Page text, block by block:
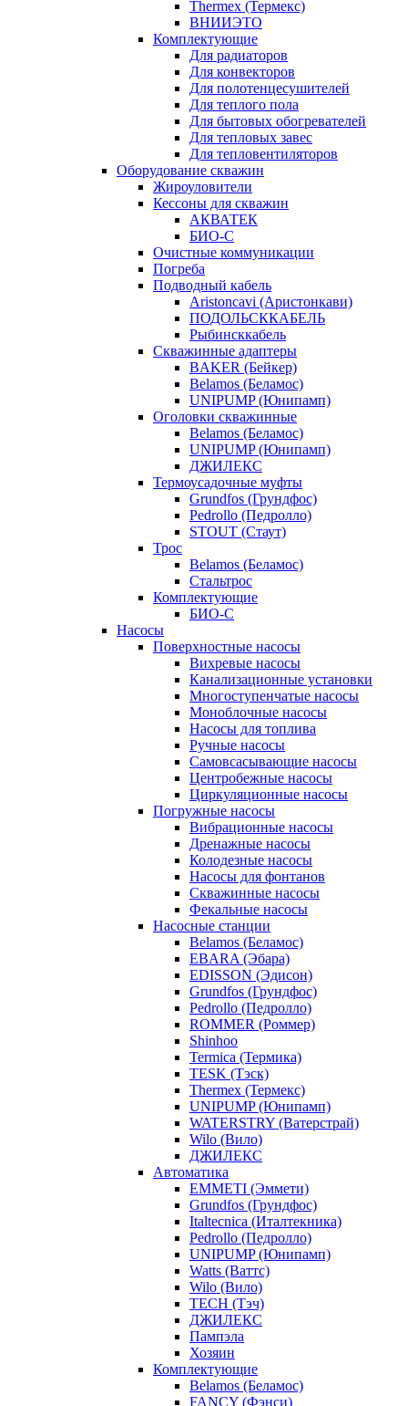
Thermex (Термекс)
ВНИИЭТО
Комплектующие
Для радиаторов
Для конвекторов
Для полотенцесушителей
Для теплого пола
Для бытовых обогревателей
Для тепловых завес
Для тепловентиляторов
Оборудование скважин
Жироуловители
Кессоны для скважин
АКВАТЕК
БИО-С
Очистные коммуникации
Погреба
Подводный кабель
Aristoncavi (Аристонкави)
ПОДОЛЬСККАБЕЛЬ
Рыбинсккабель
Скважинные адаптеры
BAKER (Бейкер)
Belamos (Беламос)
UNIPUMP (Юнипамп)
Оголовки скважинные
Belamos (Беламос)
UNIPUMP (Юнипамп)
ДЖИЛЕКС
Термоусадочные муфты
Grundfos (Грундфос)
Pedrollo (Педролло)
STOUT (Стаут)
Трос
Belamos (Беламос)
Стальтрос
Комплектующие
БИО-С
Насосы
Поверхностные насосы
Вихревые насосы
Канализационные установки
Многоступенчатые насосы
Моноблочные насосы
Насосы для топлива
Ручные насосы
Самовсасывающие насосы
Центробежные насосы
Циркуляционные насосы
Погружные насосы
Вибрационные насосы
Дренажные насосы
Колодезные насосы
Насосы для фонтанов
Скважинные насосы
Фекальные насосы
Насосные станции
Belamos (Беламос)
EBARA (Эбара)
EDISSON (Эдисон)
Grundfos (Грундфос)
Pedrollo (Педролло)
ROMMER (Роммер)
Shinhoo
Termica (Термика)
TESK (Тэск)
Thermex (Термекс)
UNIPUMP (Юнипамп)
WATERSTRY (Ватерстрай)
Wilo (Вило)
ДЖИЛЕКС
Автоматика
EMMETI (Эммети)
Grundfos (Грундфос)
Italtecnica (Италтекника)
Pedrollo (Педролло)
UNIPUMP (Юнипамп)
Watts (Ваттс)
Wilo (Вило)
TECH (Тэч)
ДЖИЛЕКС
Пампэла
Хозяин
Комплектующие
Belamos (Беламос)
FANCY (Фэнси)